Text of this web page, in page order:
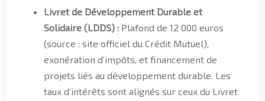
Livret de Développement Durable et
Solidaire (LDDS) : Plafond de 12 000 euros
(source : site officiel du Crédit Mutuel),
exonération d’impôts, et financement de
projets liés au développement durable. Les
taux d’intérêts sont alignés sur ceux du Livret